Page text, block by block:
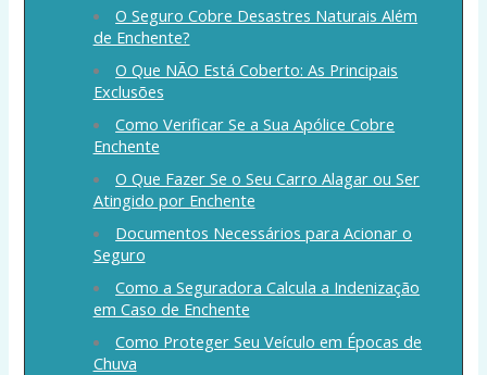
O Seguro Cobre Desastres Naturais Além
de Enchente?
O Que NÃO Está Coberto: As Principais
Exclusões
Como Verificar Se a Sua Apólice Cobre
Enchente
O Que Fazer Se o Seu Carro Alagar ou Ser
Atingido por Enchente
Documentos Necessários para Acionar o
Seguro
Como a Seguradora Calcula a Indenização
em Caso de Enchente
Como Proteger Seu Veículo em Épocas de
Chuva